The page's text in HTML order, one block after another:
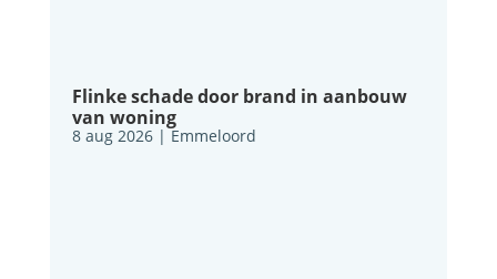
Flinke schade door brand in aanbouw
van woning
8 aug 2026| Emmeloord